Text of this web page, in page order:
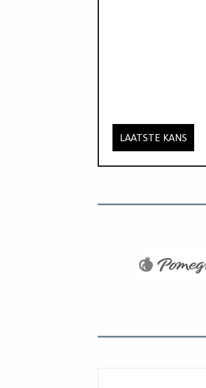
LAATSTE KANS